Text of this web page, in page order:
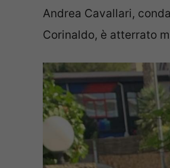
Andrea Cavallari,
Corinaldo, è atterrato